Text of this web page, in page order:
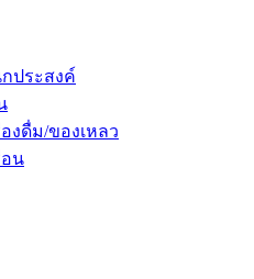
ประสงค์
งดื่ม/ของเหลว
น